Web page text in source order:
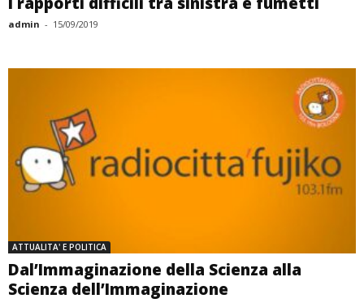
admin - 15/09/2019
ATTUALITA' E POLITICA
Dal’Immaginazione della Scienza alla
Scienza dell’Immaginazione